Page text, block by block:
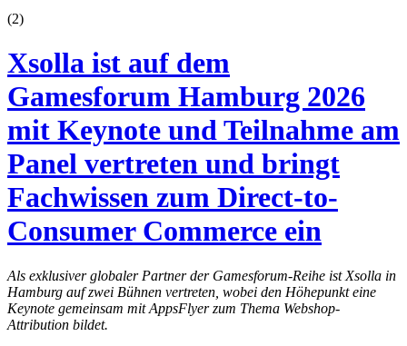
(2)
Xsolla ist auf dem
Gamesforum Hamburg 2026
mit Keynote und Teilnahme am
Panel vertreten und bringt
Fachwissen zum Direct-to-
Consumer Commerce ein
Als exklusiver globaler Partner der Gamesforum-Reihe ist Xsolla in
Hamburg auf zwei Bühnen vertreten, wobei den Höhepunkt eine
Keynote gemeinsam mit AppsFlyer zum Thema Webshop-
Attribution bildet.